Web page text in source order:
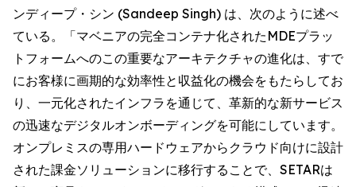
ンディープ・シン (Sandeep Singh) は、次のように述べ
ている。「マベニアの完全コンテナ化されたMDEプラッ
トフォームへのこの重要なアーキテクチャの進化は、すで
にお客様に画期的な効率性と収益化の機会をもたらしてお
り、一元化されたインフラを通じて、革新的な新サービス
の迅速なデジタルオンボーディングを可能にしています。
オンプレミスの専用ハードウェアからクラウド向けに設計
された課金ソリューションに移行することで、SETARは